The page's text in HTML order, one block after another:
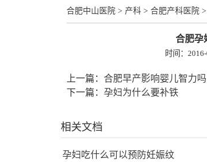
合肥中山医院 > 产科 >合肥产科医院 >
合肥孕
时间：
上一篇：合肥早产影响婴儿智力吗
下一篇：孕妇为什么要补铁
相关文档
孕妇吃什么可以预防妊娠纹